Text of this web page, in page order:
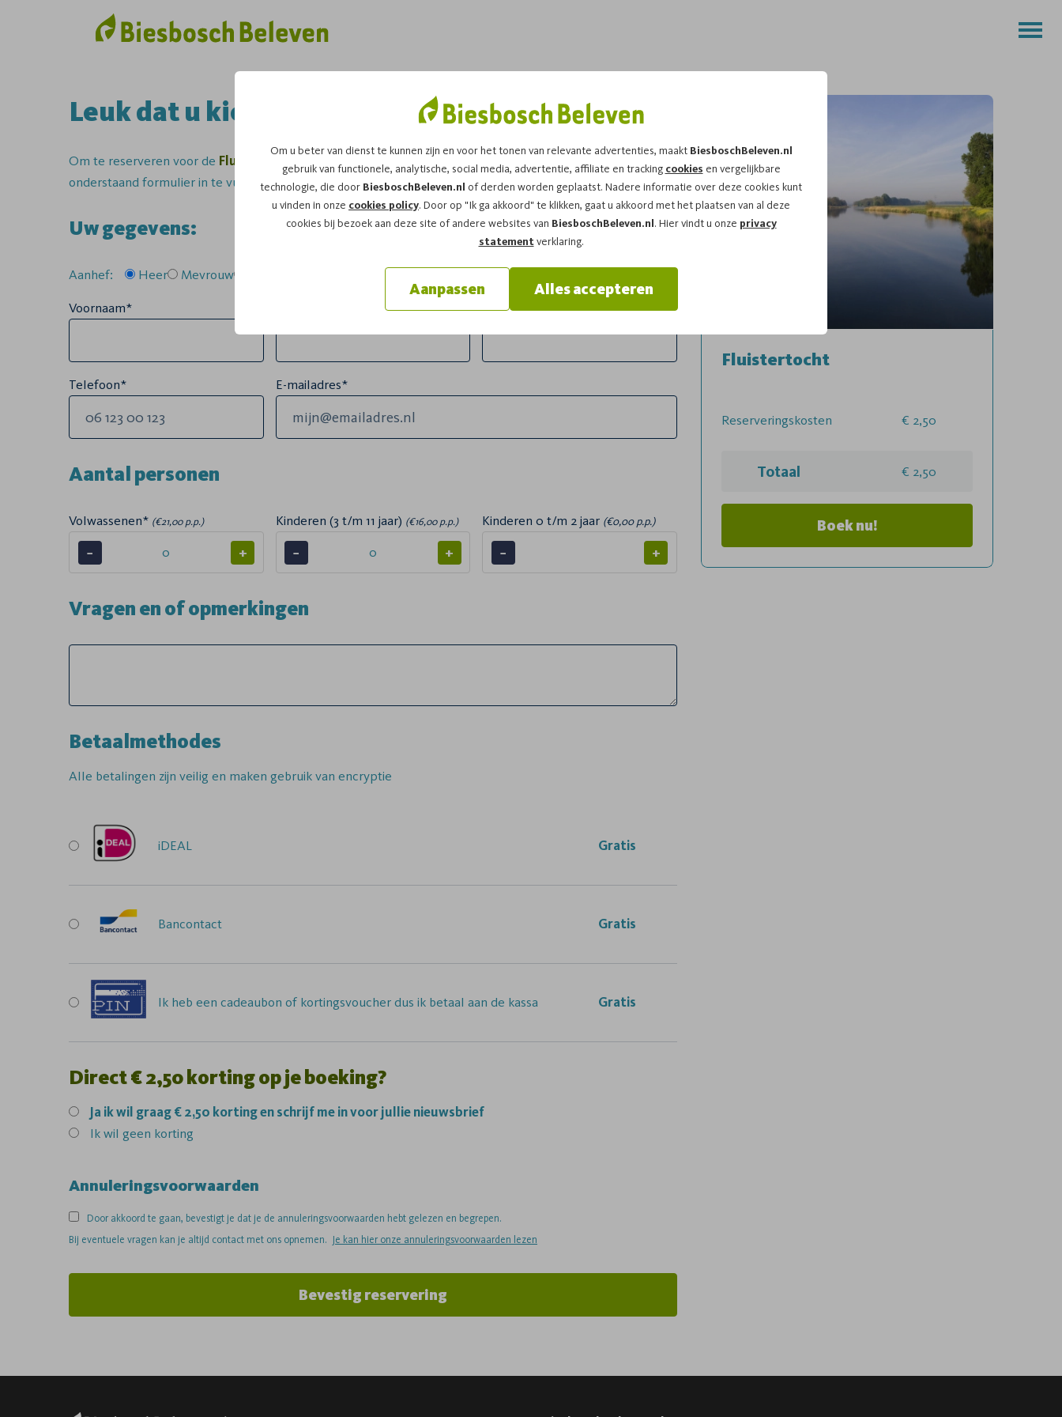
Om u beter van dienst te kunnen zijn en voor het tonen van relevante advertenties, maakt BiesboschBeleven.nl
gebruik van functionele, analytische, social media, advertentie, affiliate en tracking cookies en vergelijkbare
technologie, die door BiesboschBeleven.nl of derden worden geplaatst. Nadere informatie over deze cookies kunt
u vinden in onze cookies policy. Door op "Ik ga akkoord" te klikken, gaat u akkoord met het plaatsen van al deze
cookies bij bezoek aan deze site of andere websites van BiesboschBeleven.nl. Hier vindt u onze privacy
statementverklaring.
Aanpassen Alles accepteren
Leuk dat u kiest voor dit arrangement!
Om te reserveren voor de Fluistertocht vaartocht op maandag 13-07-2026 om
vragen wij u
onderstaand formulier in te vullen.
Uw gegevens:
Aanhef: Heer Mevrouw
Voornaam* Achternaam*
Telefoon* E-mailadres*
Aantal personen
Volwassenen* (€21,00 p.p.)
− +
Kinderen (3 t/m 11 jaar) (€16,00 p.p.)
− +
Kinderen 0 t/m 2 jaar (€0,00 p.p.)
− +
Vragen en of opmerkingen
Fluistertocht
Reserveringskosten 2,50
Totaal 2,50
Boek nu!
Betaalmethodes
Alle betalingen zijn veilig en maken gebruik van encryptie
iDEAL Gratis
Bancontact Gratis
Ik heb een cadeaubon of kortingsvoucher dus ik betaal aan de kassa Gratis
Direct € 2,50 korting op je boeking?
Ja ik wil graag € 2,50 korting en schrijf me in voor jullie nieuwsbrief
Ik wil geen korting
Annuleringsvoorwaarden
Door akkoord te gaan, bevestigt je dat je de annuleringsvoorwaarden hebt gelezen en begrepen.
Bij eventuele vragen kan je altijd contact met ons opnemen. Je kan hier onze annuleringsvoorwaarden lezen
Bevestig reservering